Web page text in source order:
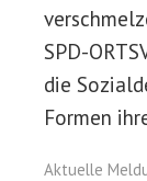
SPD-
die
Formen
Aktuelle